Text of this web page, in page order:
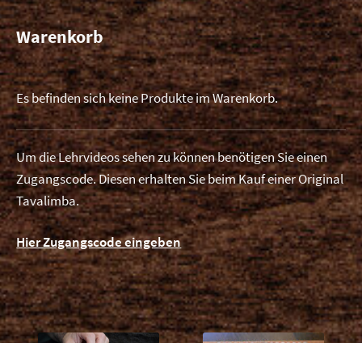
Warenkorb
Es befinden sich keine Produkte im Warenkorb.
Um die Lehrvideos sehen zu können benötigen Sie einen
Zugangscode. Diesen erhalten Sie beim Kauf einer Original
Tavalimba.
Hier Zugangscode eingeben